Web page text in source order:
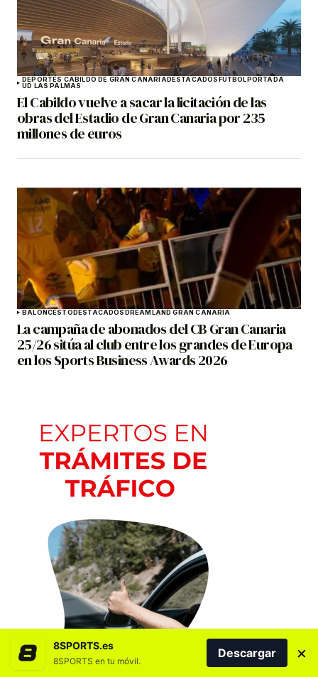
DEPORTES CABILDO DE GRAN CANARIADESTACADOSFÚTBOLPORTADA
UD LAS PALMAS
El Cabildo vuelve a sacar la licitación de las
obras del Estadio de Gran Canaria por 235
millones de euros
BALONCESTODESTACADOSDREAMLAND GRAN CANARIA
La campaña de abonados del CB Gran Canaria
25/26 sitúa al club entre los grandes de Europa
en los Sports Business Awards 2026
8SPORTS.es
8SPORTS en tu móvil.
Descargar ×